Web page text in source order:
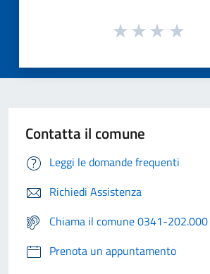
Contatta il comune
Leggi le domande frequenti
Richiedi Assistenza
Chiama il comune 0341-202.000
Prenota un appuntamento